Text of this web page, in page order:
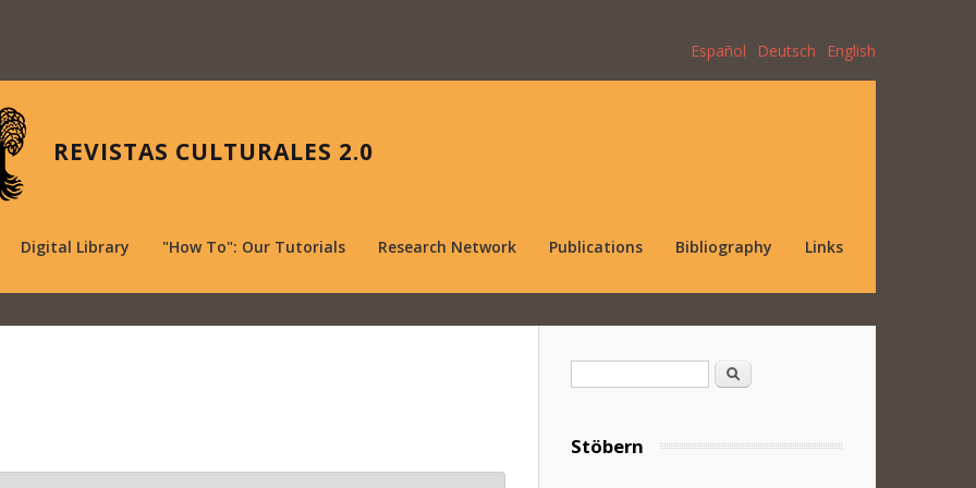
Español Deutsch English
REVISTAS CULTURALES 2.0
Digital Library "How To": Our Tutorials Research Network Publications Bibliography Links
Search
Stöbern